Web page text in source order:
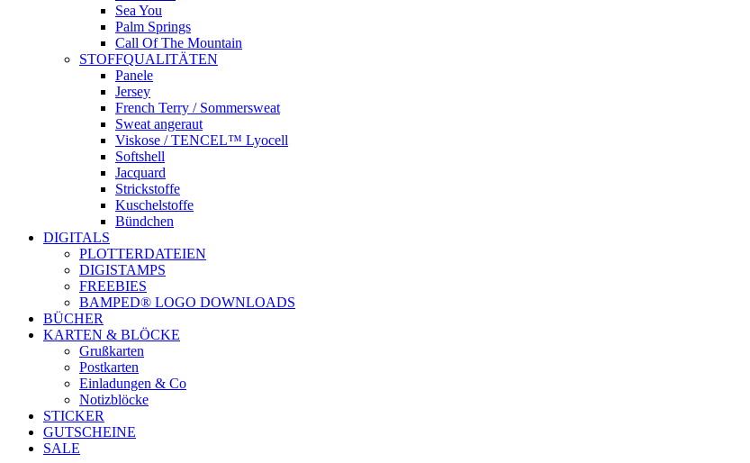
Instagram
Sea You
Palm Springs
Call Of The Mountain
STOFFQUALITÄTEN
Panele
Jersey
French Terry / Sommersweat
Sweat angeraut
Viskose / TENCEL™ Lyocell
Softshell
Jacquard
Strickstoffe
Kuschelstoffe
Bündchen
DIGITALS
PLOTTERDATEIEN
DIGISTAMPS
FREEBIES
BAMPED® LOGO DOWNLOADS
BÜCHER
KARTEN & BLÖCKE
Grußkarten
Postkarten
Einladungen & Co
Notizblöcke
STICKER
GUTSCHEINE
SALE